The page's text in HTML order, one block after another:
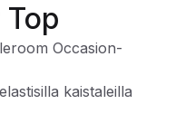
Occasion-
kaistaleilla